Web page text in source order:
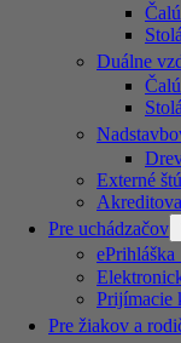
Duálne
Externé
Pre uchádzačov
Prijímacie
Pre žiakov a